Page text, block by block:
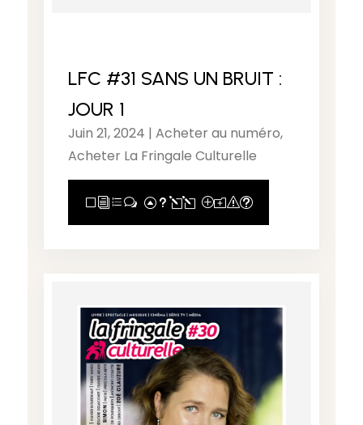
LFC #31 SANS UN BRUIT :
JOUR 1
Juin 21, 2024 | Acheter au numéro,
Acheter La Fringale Culturelle
View Full Post